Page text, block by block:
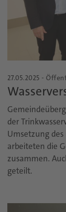
27.05.2025 -
der
Umsetzung
arbeiteten die
zusammen.
geteilt.